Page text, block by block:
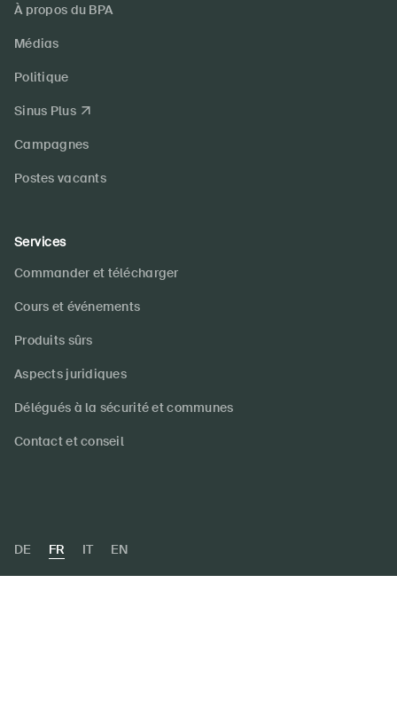
À propos du BPA
Médias
Politique
Sinus Plus
Campagnes
Postes vacants
Services
Commander et télécharger
Cours et événements
Produits sûrs
Aspects juridiques
Délégués à la sécurité et communes
Contact et conseil
DE FR IT EN